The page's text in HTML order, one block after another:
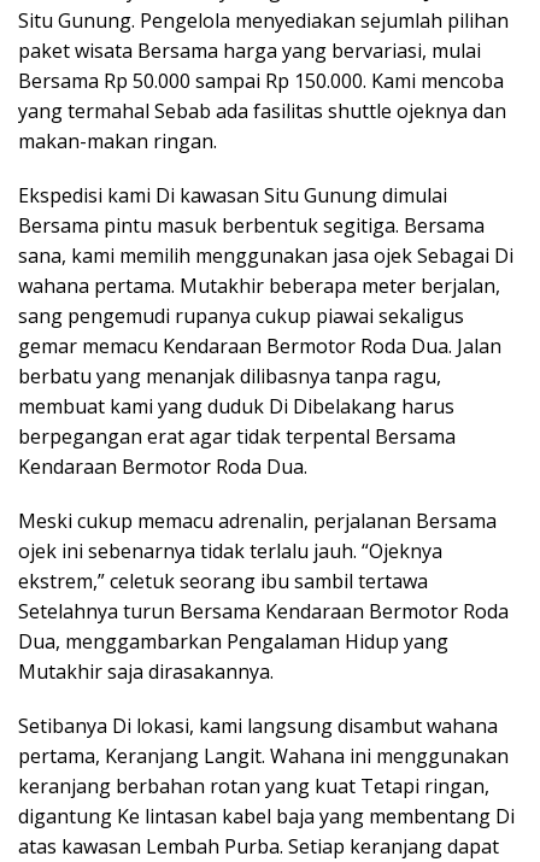
Situ Gunung. Pengelola menyediakan sejumlah pilihan
paket wisata Bersama harga yang bervariasi, mulai
Bersama Rp 50.000 sampai Rp 150.000. Kami mencoba
yang termahal Sebab ada fasilitas shuttle ojeknya dan
makan-makan ringan.
Ekspedisi kami Di kawasan Situ Gunung dimulai
Bersama pintu masuk berbentuk segitiga. Bersama
sana, kami memilih menggunakan jasa ojek Sebagai Di
wahana pertama. Mutakhir beberapa meter berjalan,
sang pengemudi rupanya cukup piawai sekaligus
gemar memacu Kendaraan Bermotor Roda Dua. Jalan
berbatu yang menanjak dilibasnya tanpa ragu,
membuat kami yang duduk Di Dibelakang harus
berpegangan erat agar tidak terpental Bersama
Kendaraan Bermotor Roda Dua.
Meski cukup memacu adrenalin, perjalanan Bersama
ojek ini sebenarnya tidak terlalu jauh. “Ojeknya
ekstrem,” celetuk seorang ibu sambil tertawa
Setelahnya turun Bersama Kendaraan Bermotor Roda
Dua, menggambarkan Pengalaman Hidup yang
Mutakhir saja dirasakannya.
Setibanya Di lokasi, kami langsung disambut wahana
pertama, Keranjang Langit. Wahana ini menggunakan
keranjang berbahan rotan yang kuat Tetapi ringan,
digantung Ke lintasan kabel baja yang membentang Di
atas kawasan Lembah Purba. Setiap keranjang dapat